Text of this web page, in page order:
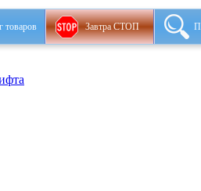
товаров Завтра СТОП